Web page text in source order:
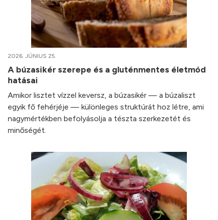
2026. JÚNIUS 25.
A búzasikér szerepe és a gluténmentes életmód
hatásai
Amikor lisztet vízzel keversz, a búzasikér — a búzaliszt
egyik fő fehérjéje — különleges struktúrát hoz létre, ami
nagymértékben befolyásolja a tészta szerkezetét és
minőségét.